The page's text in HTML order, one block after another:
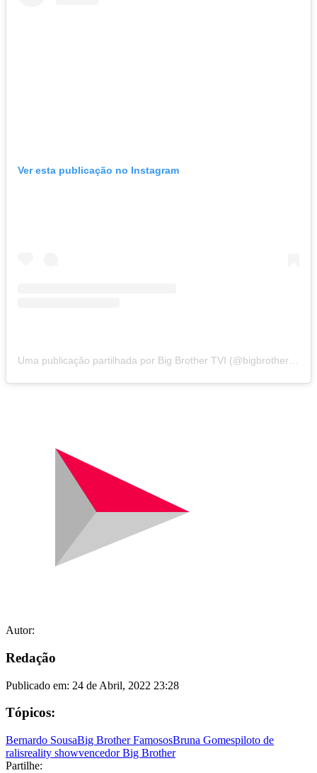
Ver esta publicação no Instagram
Uma publicação partilhada por Big Brother TVI (@bigbrothertvi)
Autor:
Redação
Publicado em: 24 de Abril, 2022 23:28
Tópicos:
Bernardo SousaBig Brother FamososBruna Gomespiloto de
ralisreality showvencedor Big Brother
Partilhe: